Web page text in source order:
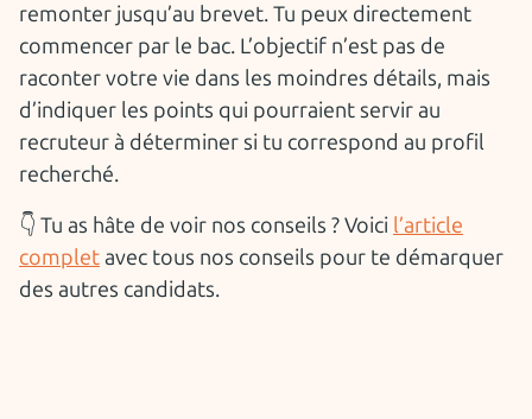
remonter jusqu’au brevet. Tu peux directement
commencer par le bac. L’objectif n’est pas de
raconter votre vie dans les moindres détails, mais
d’indiquer les points qui pourraient servir au
recruteur à déterminer si tu correspond au profil
recherché.
👇 Tu as hâte de voir nos conseils ? Voici l’article
completavec tous nos conseils pour te démarquer
des autres candidats.